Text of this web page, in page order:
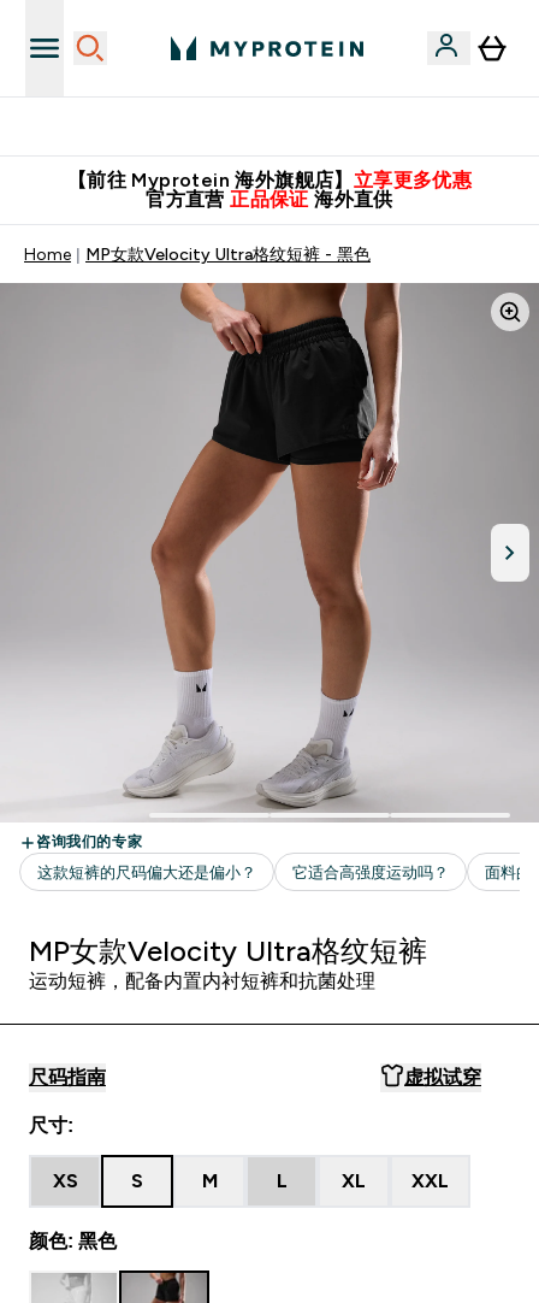
【前往 Myprotein 海外旗舰店】 立享更多优惠
官方直营 正品保证 海外直供
Home MP女款Velocity Ultra格纹短裤 - 黑色
MP女款Velocity Ultra格纹短裤
运动短裤，配备内置内衬短裤和抗菌处理
尺码指南 虚拟试穿
尺寸:
XS S M L XL XXL
颜色: 黑色